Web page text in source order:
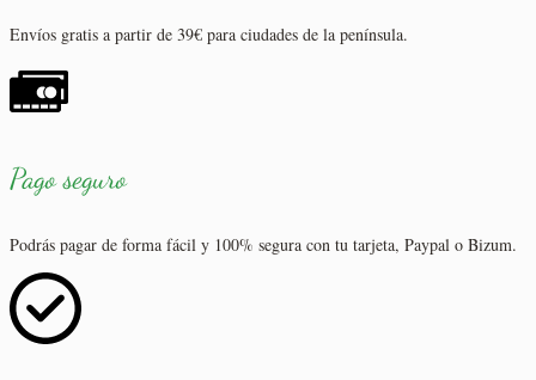
Envíos gratis a partir de 39€ para ciudades de la península.
Pago seguro
Podrás pagar de forma fácil y 100% segura con tu tarjeta, Paypal o Bizum.